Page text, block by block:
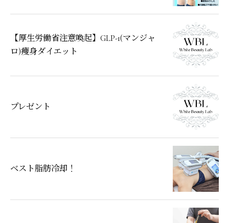
【厚生労働省注意喚起】GLP-1(マンジャ
ロ)痩身ダイエット
プレゼント
ベスト脂肪冷却！